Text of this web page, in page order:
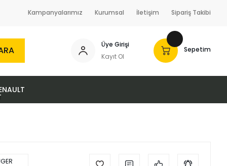
Kampanyalarımız Kurumsal İletişim Sipariş Takibi
Üye Girişi
Kayıt Ol
Sepetim